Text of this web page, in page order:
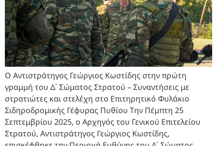
Ο Αντιστράτηγος Γεώργιος Κωστίδης στην πρώτη
γραμμή του Δ΄ Σώματος Στρατού – Συναντήσεις με
στρατιώτες και στελέχη στο Επιτηρητικό Φυλάκιο
Σιδηροδρομικής Γέφυρας Πυθίου Την Πέμπτη 25
Σεπτεμβρίου 2025, ο Αρχηγός του Γενικού Επιτελείου
Στρατού, Αντιστράτηγος Γεώργιος Κωστίδης,